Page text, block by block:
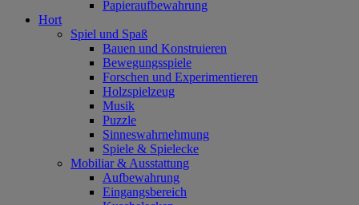
Papieraufbewahrung
Hort
Spiel und Spaß
Bauen und Konstruieren
Bewegungsspiele
Forschen und Experimentieren
Holzspielzeug
Musik
Puzzle
Sinneswahrnehmung
Spiele & Spielecke
Mobiliar & Ausstattung
Aufbewahrung
Eingangsbereich